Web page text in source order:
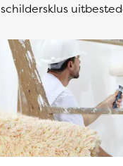
schildersklus